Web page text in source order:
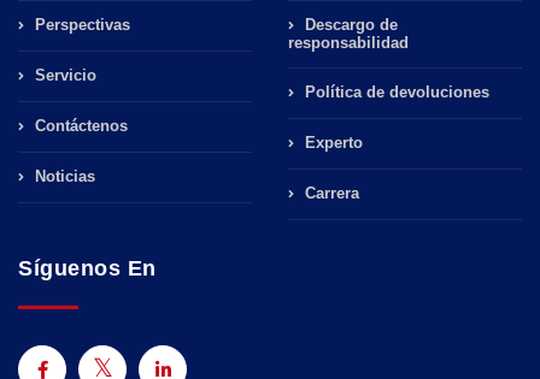
Perspectivas
Servicio
Contáctenos
Noticias
Descargo de
responsabilidad
Política de devoluciones
Experto
Carrera
Síguenos En